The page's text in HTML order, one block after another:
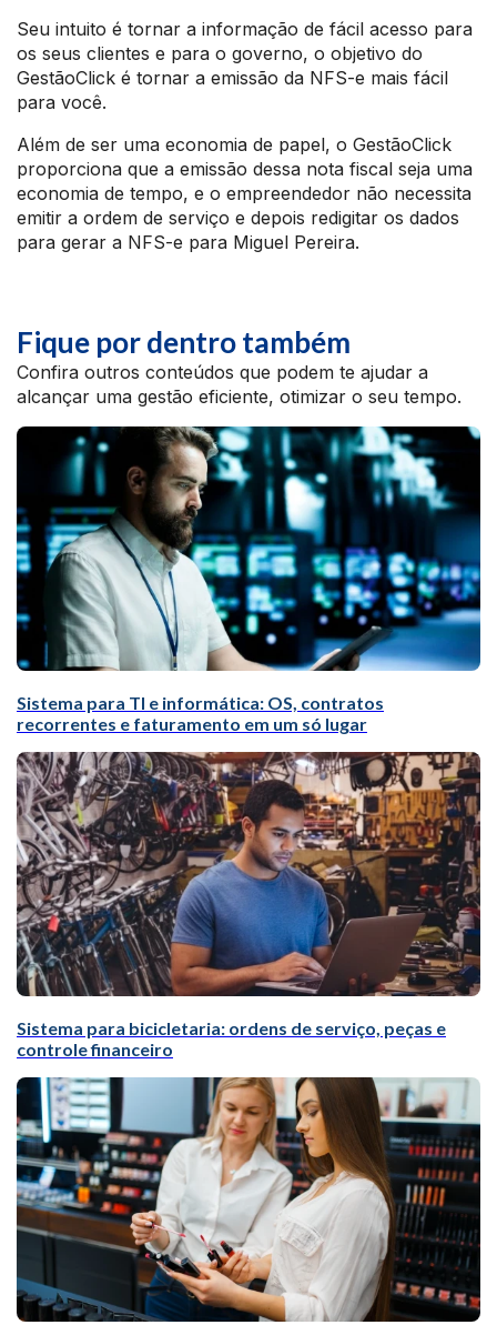
Seu intuito é tornar a informação de fácil acesso para
os seus clientes e para o governo, o objetivo do
GestãoClick é tornar a emissão da NFS-e mais fácil
para você.
Além de ser uma economia de papel, o GestãoClick
proporciona que a emissão dessa nota fiscal seja uma
economia de tempo, e o empreendedor não necessita
emitir a ordem de serviço e depois redigitar os dados
para gerar a NFS-e para Miguel Pereira.
Fique por dentro também
Confira outros conteúdos que podem te ajudar a
alcançar uma gestão eficiente, otimizar o seu tempo.
Sistema para TI e informática: OS, contratos
recorrentes e faturamento em um só lugar
Sistema para bicicletaria: ordens de serviço, peças e
controle financeiro